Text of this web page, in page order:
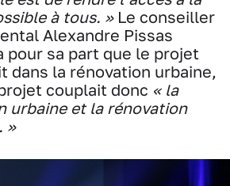
à tous. »Le conseiller
Alexandre Pissas
pour sa part que le projet
dans la rénovation urbaine,
couplait donc « la
urbaine et la rénovation
»